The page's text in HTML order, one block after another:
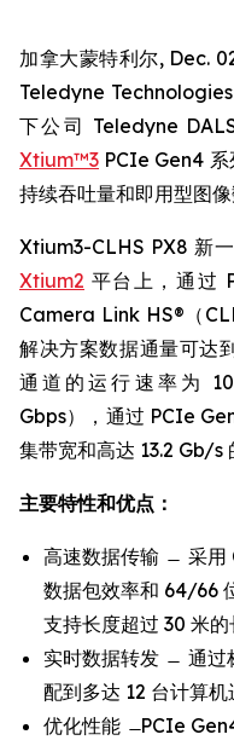
加拿大蒙特利尔, Dec.
Teledyne
下公司 Teledyne
Xtium™3 PCIe Gen4
持续吞吐量和即用型图像
Xtium3-CLHS PX8 新
Xtium2 平台上，通过
Camera Link HS®（
解决方案数据通量可达
通道的运行速率为
Gbps），通过 PCIe
集带宽和高达 13.2 Gb/s
主要特性和优点：
高速数据传输 ̶ 采用
数据包效率和 64/66
支持长度超过 30 米
实时数据转发 ̶ 通过
配到多达 12 台计算
优化性能 ̶ PCIe